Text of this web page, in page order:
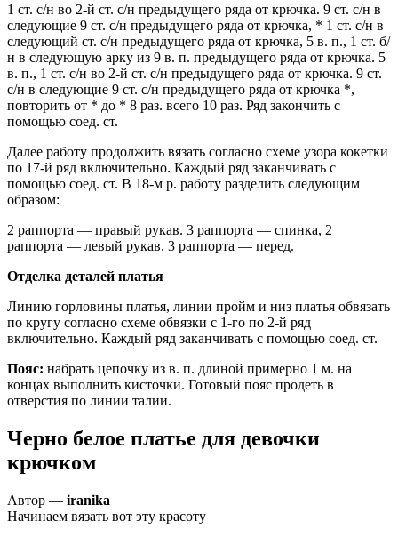
1 ст. с/н во 2-й ст. с/н предыдущего ряда от крючка. 9 ст. с/н в
следующие 9 ст. с/н предыдущего ряда от крючка, * 1 ст. с/н в
следующий ст. с/н предыдущего ряда от крючка, 5 в. п., 1 ст. б/
н в следующую арку из 9 в. п. предыдущего ряда от крючка. 5
в. п., 1 ст. с/н во 2-й ст. с/н предыдущего ряда от крючка. 9 ст.
с/н в следующие 9 ст. с/н предыдущего ряда от крючка *,
повторить от * до * 8 раз. всего 10 раз. Ряд закончить с
помощью соед. ст.
Далее работу продолжить вязать согласно схеме узора кокетки
по 17-й ряд включительно. Каждый ряд заканчивать с
помощью соед. ст. В 18-м р. работу разделить следующим
образом:
2 раппорта — правый рукав. 3 раппорта — спинка, 2
раппорта — левый рукав. 3 раппорта — перед.
Отделка деталей платья
Линию горловины платья, линии пройм и низ платья обвязать
по кругу согласно схеме обвязки с 1-го по 2-й ряд
включительно. Каждый ряд заканчивать с помощью соед. ст.
Пояс: набрать цепочку из в. п. длиной примерно 1 м. на
концах выполнить кисточки. Готовый пояс продеть в
отверстия по линии талии.
Черно белое платье для девочки
крючком
Автор — iranika
Начинаем вязать вот эту красоту